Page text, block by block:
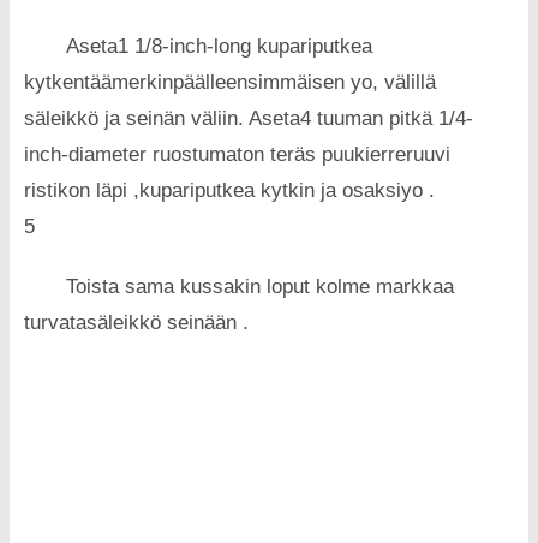
Aseta1 1/8-inch-long kupariputkea
kytkentäämerkinpäälleensimmäisen yo, välillä
säleikkö ja seinän väliin. Aseta4 tuuman pitkä 1/4-
inch-diameter ruostumaton teräs puukierreruuvi
ristikon läpi ,kupariputkea kytkin ja osaksiyo .
5
Toista sama kussakin loput kolme markkaa
turvatasäleikkö seinään .